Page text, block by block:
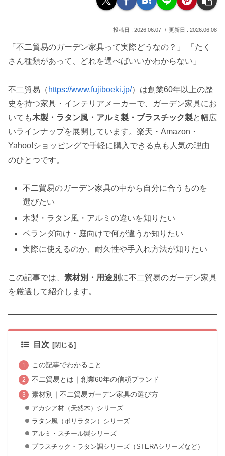
2026.06.07 2026.06.08
「不二貿易のガーデン家具って実際どうなの？」 「たく
さん種類があって、どれを選べばいいかわからない」
不二貿易（ https://www.fujiboeki.jp/）は創業60年以上の歴
史を持つ家具・インテリアメーカーで、ガーデン家具にお
いても木製・ラタン風・アルミ製・プラスチック製と幅広
いラインナップを展開しています。楽天・Amazon・
Yahoo!ショッピングで手軽に購入できる点も人気の理由
のひとつです。
不二貿易のガーデン家具の中から自分に合うものを
選びたい
木製・ラタン風・アルミの違いを知りたい
ベランダ向け・庭向けで何が違うか知りたい
実際に使えるのか、耐久性や手入れ方法が知りたい
この記事では、 素材別・用途別 に不二貿易のガーデン家具
を厳選して紹介します。
目次
この記事でわかること
不二貿易とは｜創業60年の信頼ブランド
素材別｜不二貿易ガーデン家具の選び方
アカシア材（天然木）シリーズ
ラタン風（ポリラタン）シリーズ
アルミ・スチール製シリーズ
プラスチック・ラタン調シリーズ（STERAシリーズなど）